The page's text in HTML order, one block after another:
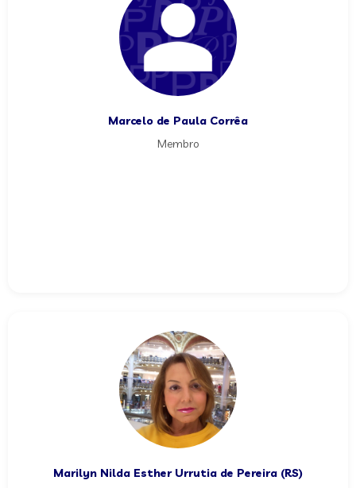
Marcelo de Paula Corrêa
Membro
Marilyn Nilda Esther Urrutia de Pereira (RS)